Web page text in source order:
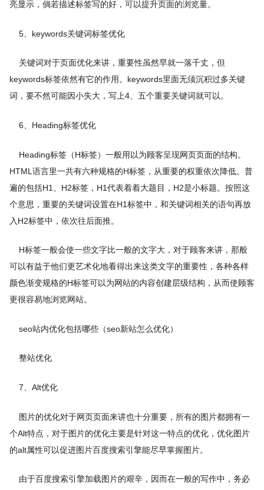
亮显示，倘若描述标签写的好，可以提升页面的浏览量。
5、keywords关键词标签优化
关键词对于页面优化来讲，重要性虽然早就一落千丈，但
keywords标签依然有它的作用。keywords里面无须沉积过多关键
词，要不然可能因小失大，写上4、五个重要关键词就可以。
6、Heading标签优化
Heading标签（H标签）一般用以为顾客呈现网页页面的结构。
HTML语言里一共有六种规格的H标签，从重要的权重依次降低。普
遍的包括H1、H2标签，H1代表着着大题目，H2是小标题。按照这
个意思，重要的关键词设置在H1标签中，和关键词相关的语句再放
入H2标签中，依次往后面推。
H标签一般会使一些文字比一般的文字大，对于顾客来讲，那般
可以有益于他们更艺术化地看得出来这类文字的重要性，各种各样
颜色渐变规格的H标签可以为网站的内容创建层级结构，从而使顾客
更很容易地浏览网站。
seo站内优化包括哪些（seo新站怎么优化）
整站优化
7、Alt优化
图片的优化对于网页页面来讲也十分重要，所有的图片都拥有一
个Alt特点，对于图片的优化主要是针对这一特点的优化，优化图片
的alt属性可以促进图片百度搜索引擎能尽早掌握图片。
由于百度搜索引擎加载图片的艰辛，因而在一般的写作中，务必